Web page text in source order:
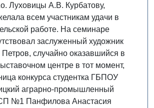
Луховицы А.В. Курбатову,
всем участникам удачи в
работе. На семинаре
заслуженный художник
случайно оказавшийся в
центре в тот момент,
конкурса студентка ГБПОУ
аграрно-промышленный
№1 Панфилова Анастасия